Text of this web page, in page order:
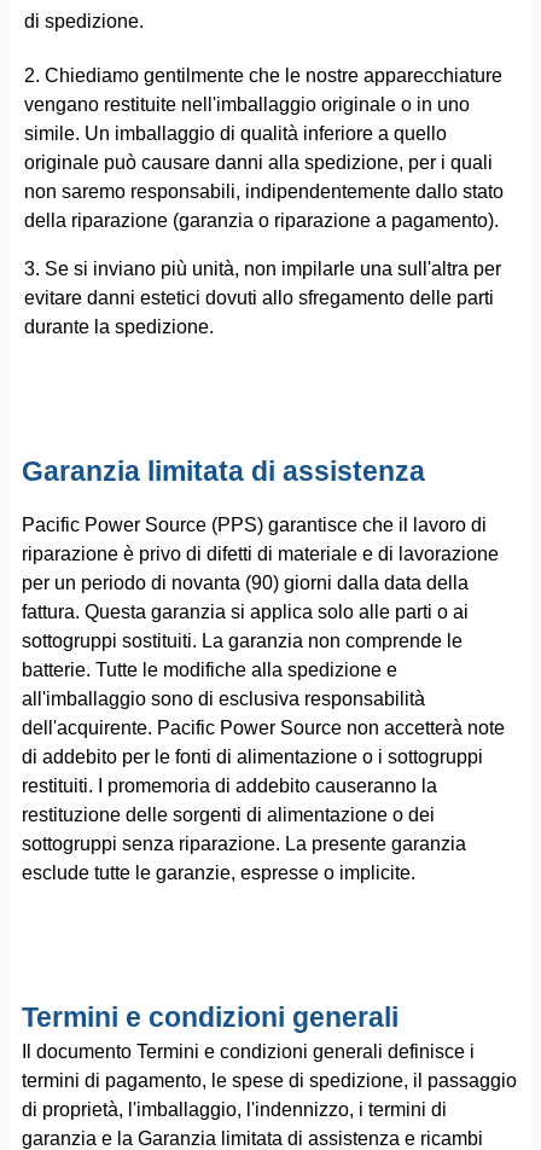
di spedizione.
2. Chiediamo gentilmente che le nostre apparecchiature
vengano restituite nell'imballaggio originale o in uno
simile. Un imballaggio di qualità inferiore a quello
originale può causare danni alla spedizione, per i quali
non saremo responsabili, indipendentemente dallo stato
della riparazione (garanzia o riparazione a pagamento).
3. Se si inviano più unità, non impilarle una sull'altra per
evitare danni estetici dovuti allo sfregamento delle parti
durante la spedizione.
Garanzia limitata di assistenza
Pacific Power Source (PPS) garantisce che il lavoro di
riparazione è privo di difetti di materiale e di lavorazione
per un periodo di novanta (90) giorni dalla data della
fattura. Questa garanzia si applica solo alle parti o ai
sottogruppi sostituiti. La garanzia non comprende le
batterie. Tutte le modifiche alla spedizione e
all'imballaggio sono di esclusiva responsabilità
dell'acquirente. Pacific Power Source non accetterà note
di addebito per le fonti di alimentazione o i sottogruppi
restituiti. I promemoria di addebito causeranno la
restituzione delle sorgenti di alimentazione o dei
sottogruppi senza riparazione. La presente garanzia
esclude tutte le garanzie, espresse o implicite.
Termini e condizioni generali
Il documento Termini e condizioni generali definisce i
termini di pagamento, le spese di spedizione, il passaggio
di proprietà, l'imballaggio, l'indennizzo, i termini di
garanzia e la Garanzia limitata di assistenza e ricambi